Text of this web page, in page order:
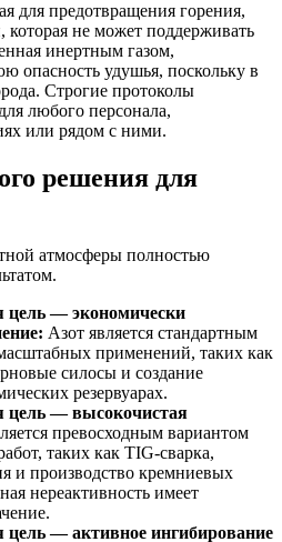
для предотвращения горения,
которая не может поддерживать
инертным газом,
опасность удушья, поскольку в
Строгие протоколы
любого персонала,
или рядом с ними.
решения для
атмосферы полностью
цель — экономически
Азот является стандартным
применений, таких как
силосы и создание
резервуарах.
цель — высокочистая
превосходным вариантом
таких как TIG-сварка,
и производство кремниевых
нереактивность имеет
цель — активное ингибирование